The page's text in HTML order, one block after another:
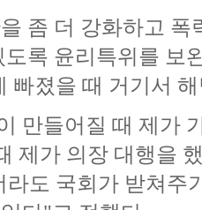
좀 더 강화하고
록 윤리특위를 보
빠졌을 때 거기서
만들어질 때 제가
제가 의장 대행을
라도 국회가 받쳐주